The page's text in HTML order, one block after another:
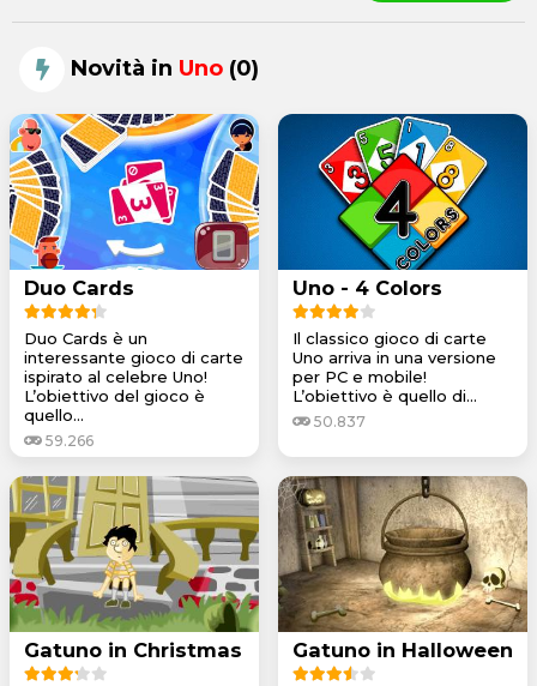
Novità in Uno (0)
Duo Cards
Duo Cards è un
interessante gioco di carte
ispirato al celebre Uno!
L’obiettivo del gioco è
quello...
59.266
Uno - 4 Colors
Il classico gioco di carte
Uno arriva in una versione
per PC e mobile!
L’obiettivo è quello di...
50.837
Gatuno in Christmas Gatuno in Halloween